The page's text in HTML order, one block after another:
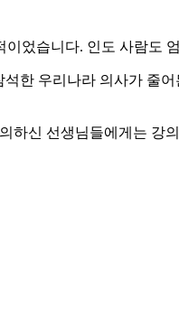
었습니다. 인도 사람도
한 우리나라 의사가 줄
하신 선생님들에게는 강